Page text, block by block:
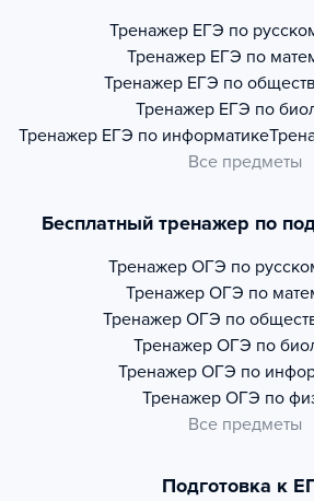
Тренажер ЕГЭ по
Тренажер ЕГЭ по
Тренажер ЕГЭ по
Тренажер ЕГЭ по
Тренажер ЕГЭ по информатике
Все предметы
Бесплатный тренажер по
Тренажер ОГЭ по
Тренажер ОГЭ по
Тренажер ОГЭ по
Тренажер ОГЭ по
Тренажер ОГЭ по
Тренажер ОГЭ по
Все предметы
Подготовка к